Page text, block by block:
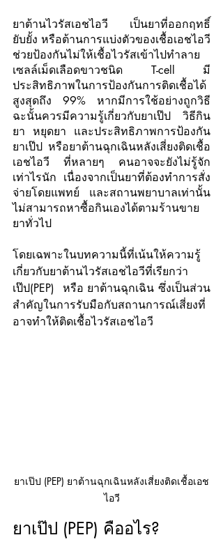
ยาต้านไวรัสเอชไอวี เป็นยาที่ออกฤทธิ์
ยับยั้ง หรือต้านการแบ่งตัวของเชื้อเอชไอวี
ช่วยป้องกันไม่ให้เชื้อไวรัสเข้าไปทำลาย
เซลล์เม็ดเลือดขาวชนิด T-cell มี
ประสิทธิภาพในการป้องกันการติดเชื้อได้
สูงสุดถึง 99% หากมีการใช้อย่างถูกวิธี
ฉะนั้นควรมีความรู้เกี่ยวกับยาเป๊ป วิธีกิน
ยา หยุดยา และประสิทธิภาพการป้องกัน
ยาเป๊ป หรือยาต้านฉุกเฉินหลังเสี่ยงติดเชื้อ
เอชไอวี ที่หลายๆ คนอาจจะยังไม่รู้จัก
เท่าไรนัก เนื่องจากเป็นยาที่ต้องทำการสั่ง
จ่ายโดยแพทย์ และสถานพยาบาลเท่านั้น
ไม่สามารถหาซื้อกินเองได้ตามร้านขาย
ยาทั่วไป
โดยเฉพาะในบทความนี้ที่เน้นให้ความรู้
เกี่ยวกับยาต้านไวรัสเอชไอวีที่เรียกว่า
เป๊ป(PEP)  หรือ ยาต้านฉุกเฉิน ซึ่งเป็นส่วน
สำคัญในการรับมือกับสถานการณ์เสี่ยงที่
อาจทำให้ติดเชื้อไวรัสเอชไอวี
ยาเป๊ป (PEP) ยาต้านฉุกเฉินหลังเสี่ยงติดเชื้อเอช
ไอวี
ยาเป๊ป (PEP) คืออไร?